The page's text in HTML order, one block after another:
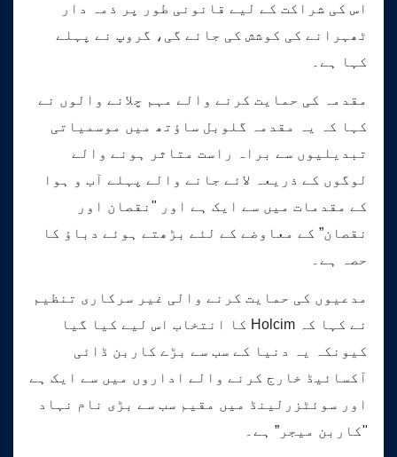
اس کی شراکت کے لیے قانونی طور پر ذمہ دار
ٹھہرانے کی کوشش کی جائے گی، گروپ نے پہلے
کہا ہے۔
مقدمہ کی حمایت کرنے والے مہم چلانے والوں نے
کہا کہ یہ مقدمہ گلوبل ساؤتھ میں موسمیاتی
تبدیلیوں سے براہ راست متاثر ہونے والے
لوگوں کے ذریعہ لائے جانے والے پہلے آب و ہوا
کے مقدمات میں سے ایک ہے اور "نقصان اور
نقصان” کے معاوضے کے لئے بڑھتے ہوئے دباؤ کا
حصہ ہے۔
مدعیوں کی حمایت کرنے والی غیر سرکاری تنظیم
نے کہا کہ Holcim کا انتخاب اس لیے کیا گیا
کیونکہ یہ دنیا کے سب سے بڑے کاربن ڈائی
آکسائیڈ خارج کرنے والے اداروں میں سے ایک ہے
اور سوئٹزرلینڈ میں مقیم سب سے بڑی نام نہاد
"کاربن میجر” ہے۔